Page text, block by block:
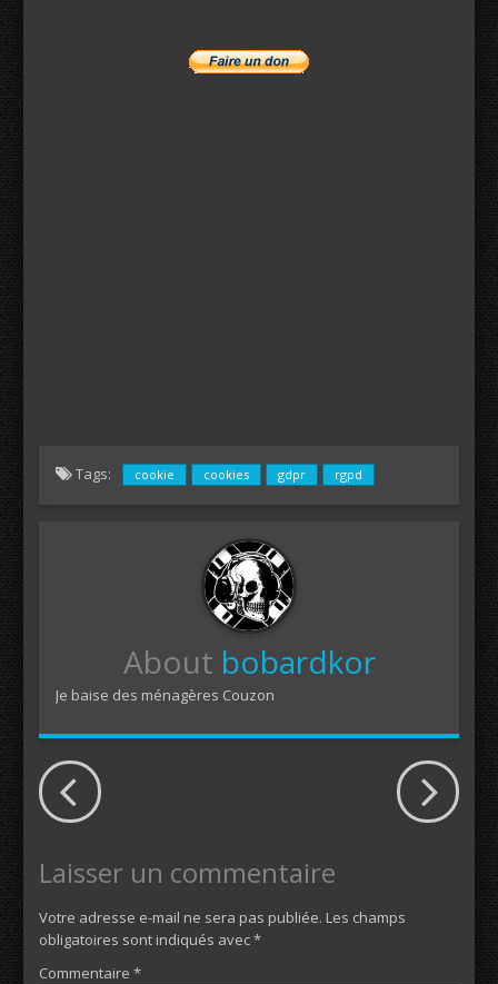
Tags: cookie cookies gdpr rgpd
About bobardkor
Je baise des ménagères Couzon
Laisser un commentaire
Votre adresse e-mail ne sera pas publiée. Les champs
obligatoires sont indiqués avec*
Commentaire *